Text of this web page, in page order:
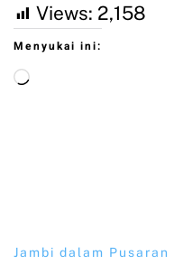
Views: 2,158
Menyukai ini:
Jambi dalam Pusaran